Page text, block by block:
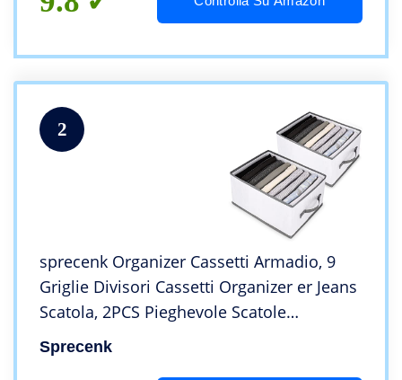
2
sprecenk Organizer Cassetti Armadio, 9
Griglie Divisori Cassetti Organizer er Jeans
Scatola, 2PCS Pieghevole Scatole
Portaoggetti Per Magliette, Pantaloncini,
Gonne e Vestiti per Bambini, Grigio
Sprecenk